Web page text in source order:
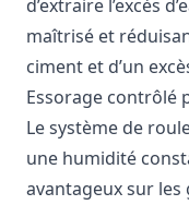
d’extraire l’excès
maîtrisé et
ciment et d’un
Essorage contrôlé
Le système de
une humidité
avantageux sur